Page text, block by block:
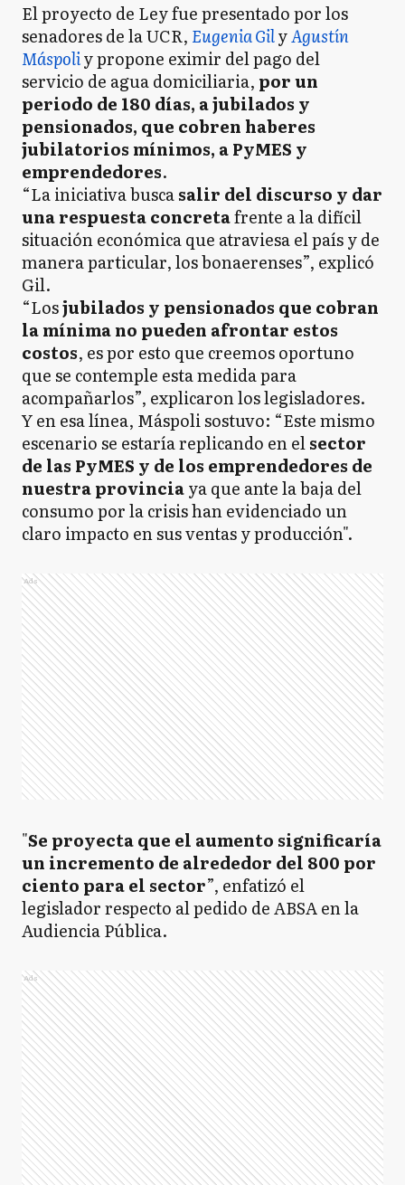
El proyecto de Ley fue presentado por los
senadores de la UCR, Eugenia GilyAgustín
Máspoliy propone eximir del pago del
servicio de agua domiciliaria, por un
periodo de 180 días, a jubilados y
pensionados, que cobren haberes
jubilatorios mínimos, a PyMES y
emprendedores.
“La iniciativa buscasalir del discurso y dar
una respuesta concretafrente a la difícil
situación económica que atraviesa el país y de
manera particular, los bonaerenses”, explicó
Gil.
“Losjubilados y pensionados que cobran
la mínima no pueden afrontar estos
costos, es por esto que creemos oportuno
que se contemple esta medida para
acompañarlos”, explicaron los legisladores.
Y en esa línea, Máspoli sostuvo: “Este mismo
escenario se estaría replicando en elsector
de las PyMES y de los emprendedores de
nuestra provinciaya que ante la baja del
consumo por la crisis han evidenciado un
claro impacto en sus ventas y producción".
Ads
"Se proyecta que el aumento significaría
un incremento de alrededor del 800 por
ciento para el sector”, enfatizó el
legislador respecto al pedido de ABSA en la
Audiencia Pública.
Ads